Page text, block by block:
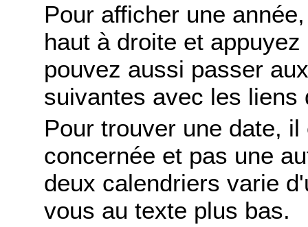
Pour afficher une
haut à droite et
pouvez aussi passer
suivantes avec les liens
Pour trouver une date,
concernée et pas une
deux calendriers varie
vous au texte plus bas.